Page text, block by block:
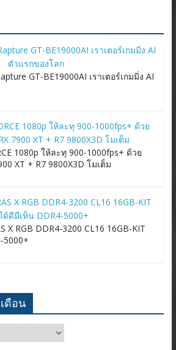
GT-BE19000AI เราเตอร์เกมมิ่ง AI
1080p ให้ละทุ 900-1000fps+ ด้วย
XT + R7 9800X3D โมเต็ม
X RGB DDR4-3200 CL16 16GB-KIT
5000+
ดือน